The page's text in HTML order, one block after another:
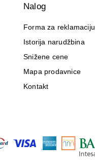
Nalog
Forma za reklamaciju
Istorija narudžbina
Snižene cene
Mapa prodavnice
Kontakt